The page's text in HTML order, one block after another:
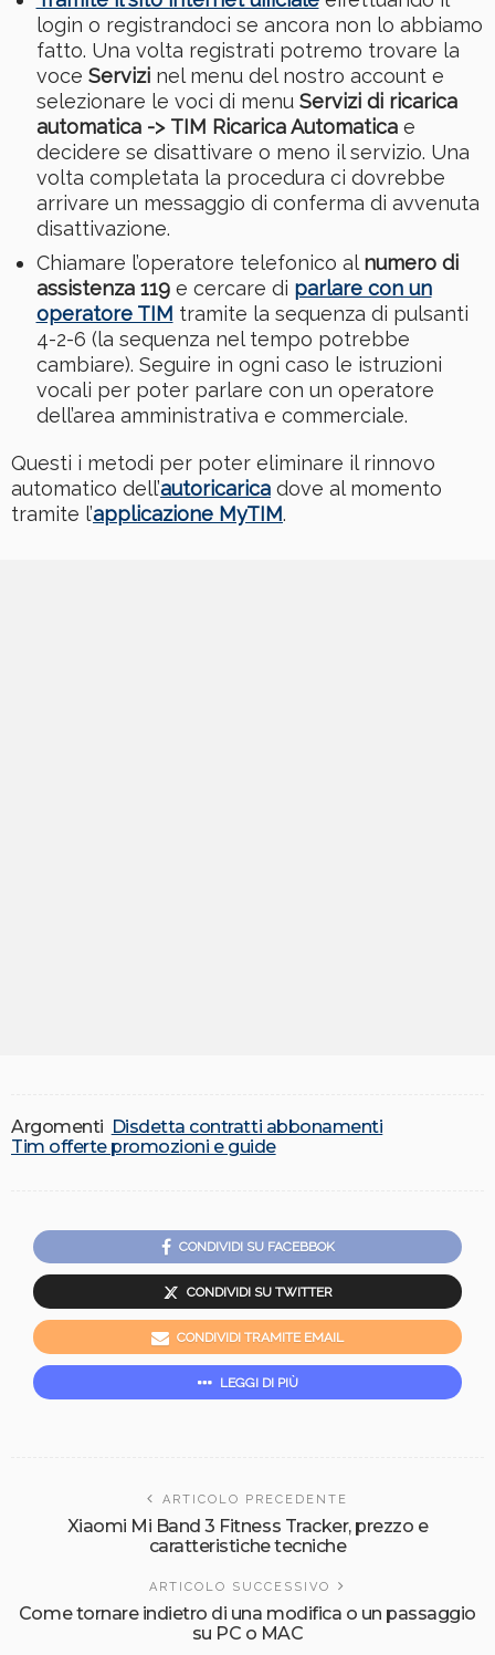
login o registrandoci se ancora non lo abbiamo
fatto. Una volta registrati potremo trovare la
voce Servizinel menu del nostro account e
selezionare le voci di menu Servizi di ricarica
automatica -> TIM Ricarica Automaticae
decidere se disattivare o meno il servizio. Una
volta completata la procedura ci dovrebbe
arrivare un messaggio di conferma di avvenuta
disattivazione.
Chiamare l’operatore telefonico al numero di
assistenza 119e cercare di parlare con un
operatore TIM tramite la sequenza di pulsanti
4-2-6 (la sequenza nel tempo potrebbe
cambiare). Seguire in ogni caso le istruzioni
vocali per poter parlare con un operatore
dell’area amministrativa e commerciale.
Questi i metodi per poter eliminare il rinnovo
automatico dell’autoricarica dove al momento
tramite l’applicazione MyTIM.
Argomenti Disdetta contratti abbonamenti
Tim offerte promozioni e guide
CONDIVIDI SU FACEBBOK
CONDIVIDI SU TWITTER
CONDIVIDI TRAMITE EMAIL
LEGGI DI PIÙ
ARTICOLO PRECEDENTE
Xiaomi Mi Band 3 Fitness Tracker, prezzo e
caratteristiche tecniche
ARTICOLO SUCCESSIVO
Come tornare indietro di una modifica o un passaggio
su PC o MAC